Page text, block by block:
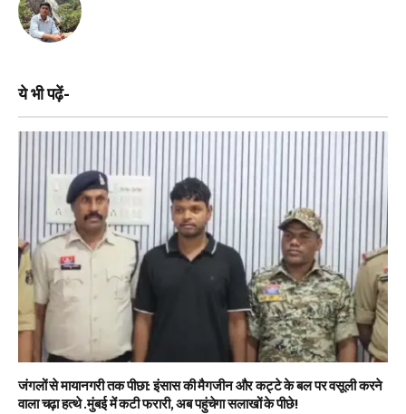
ये भी पढ़ें-
जंगलों से मायानगरी तक पीछा: इंसास की मैगजीन और कट्टे के बल पर वसूली करने
वाला चढ़ा हत्थे .मुंबई में कटी फरारी, अब पहुंचेगा सलाखों के पीछे!